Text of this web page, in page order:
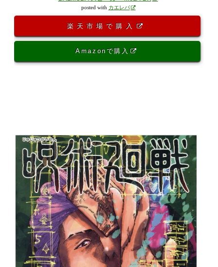
posted with カエレバ
楽天市場で購入
Amazonで購入